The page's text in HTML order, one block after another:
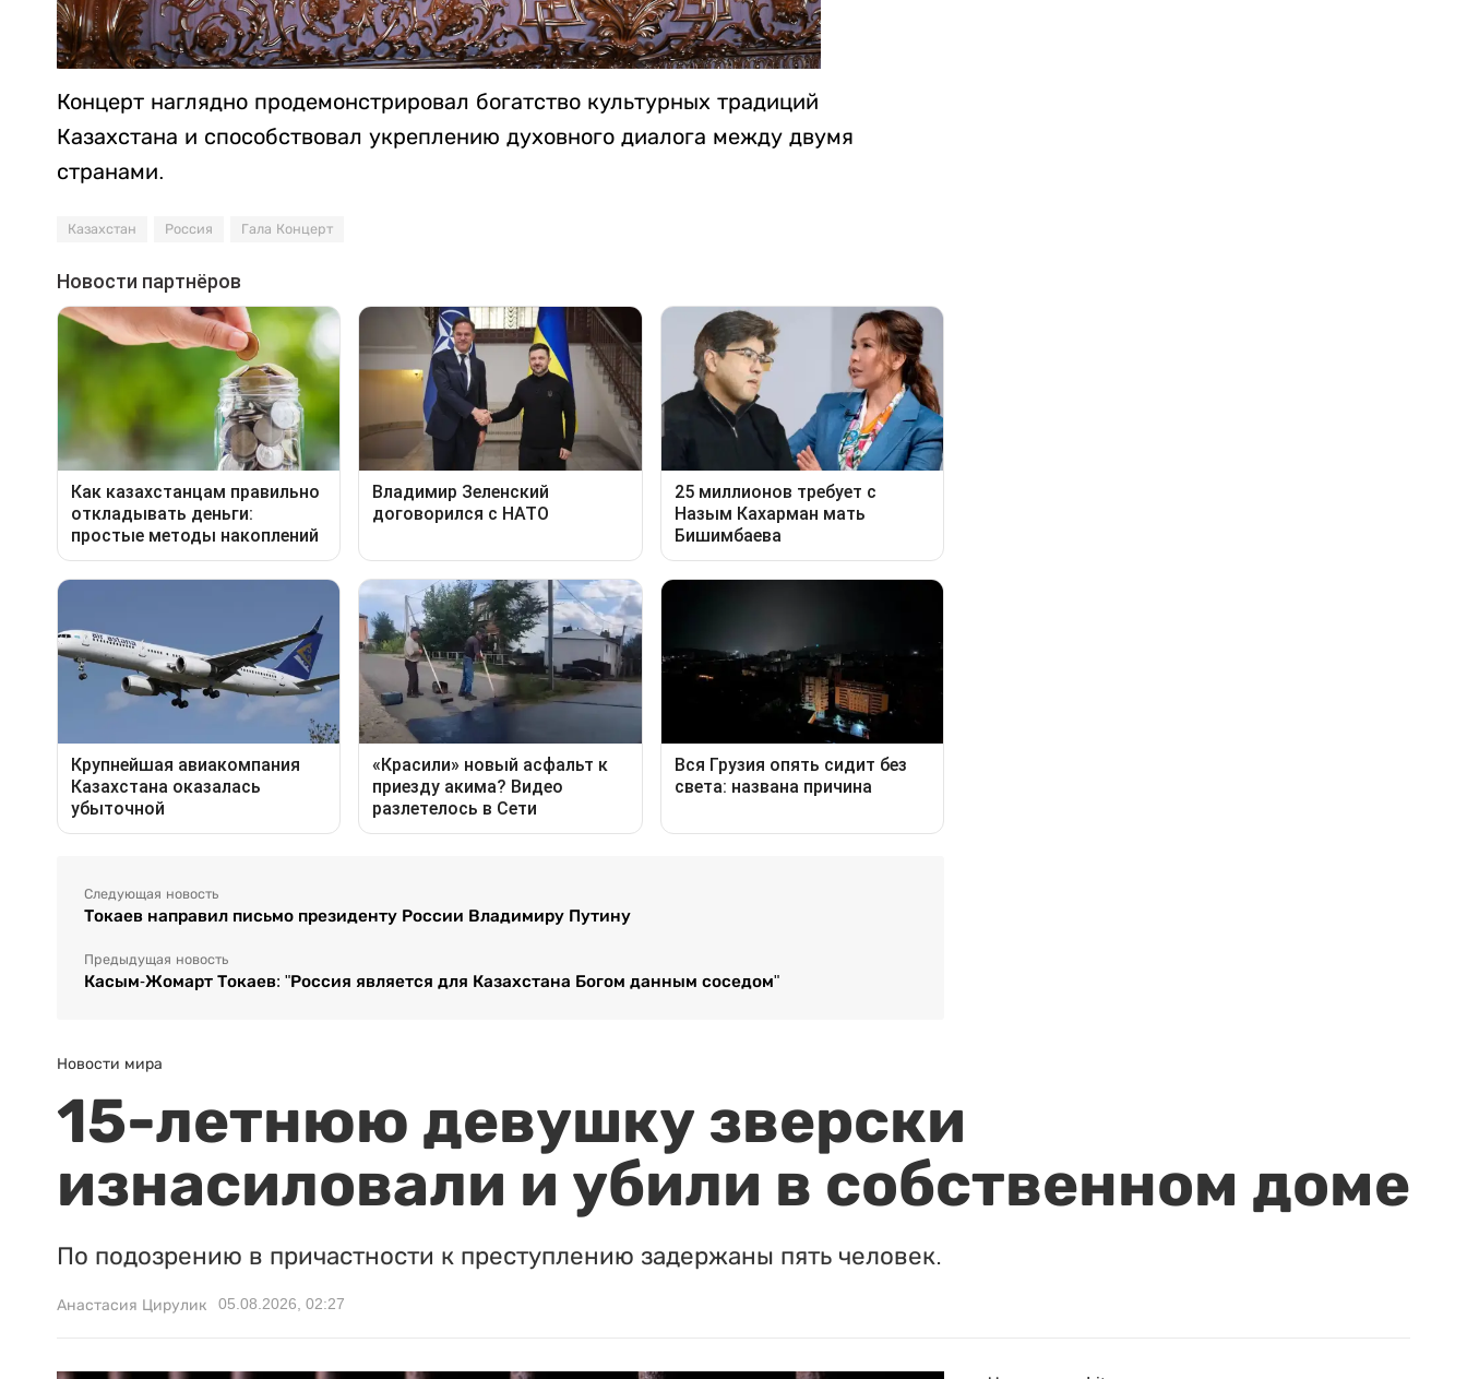
Концерт наглядно продемонстрировал богатство культурных традиций
Казахстана и способствовал укреплению духовного диалога между двумя
странами.
Казахстан Россия Гала Концерт
Следующая новость
Токаев направил письмо президенту России Владимиру Путину
Предыдущая новость
Касым-Жомарт Токаев: "Россия является для Казахстана Богом данным соседом"
Новости мира
15-летнюю девушку зверски
изнасиловали и убили в собственном доме
По подозрению в причастности к преступлению задержаны пять человек.
Анастасия Цирулик 05.08.2026, 02:27